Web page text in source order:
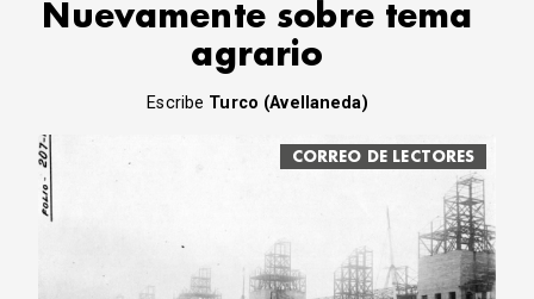
Nuevamente sobre tema
agrario
Escribe Turco (Avellaneda)
CORREO DE LECTORES